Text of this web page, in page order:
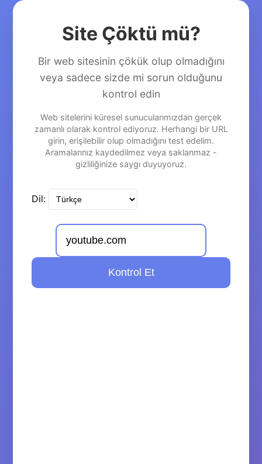
Site Çöktü mü?
Bir web sitesinin çökük olup olmadığını
veya sadece sizde mi sorun olduğunu
kontrol edin
Web sitelerini küresel sunucularımızdan gerçek
zamanlı olarak kontrol ediyoruz. Herhangi bir URL
girin, erişilebilir olup olmadığını test edelim.
Aramalarınız kaydedilmez veya saklanmaz -
gizliliğinize saygı duyuyoruz.
Dil:
Kontrol Et